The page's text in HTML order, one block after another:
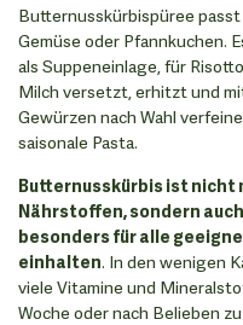
Butternusskürbispüree
Gemüse oder Pfannkuchen.
als Suppeneinlage, für
Milch versetzt, erhitzt und
Gewürzen nach Wahl
saisonale Pasta.
Butternusskürbis ist nicht
Nährstoffen, sondern
besonders für alle
einhalten. In den wenigen
viele Vitamine und
Woche oder nach Belieben